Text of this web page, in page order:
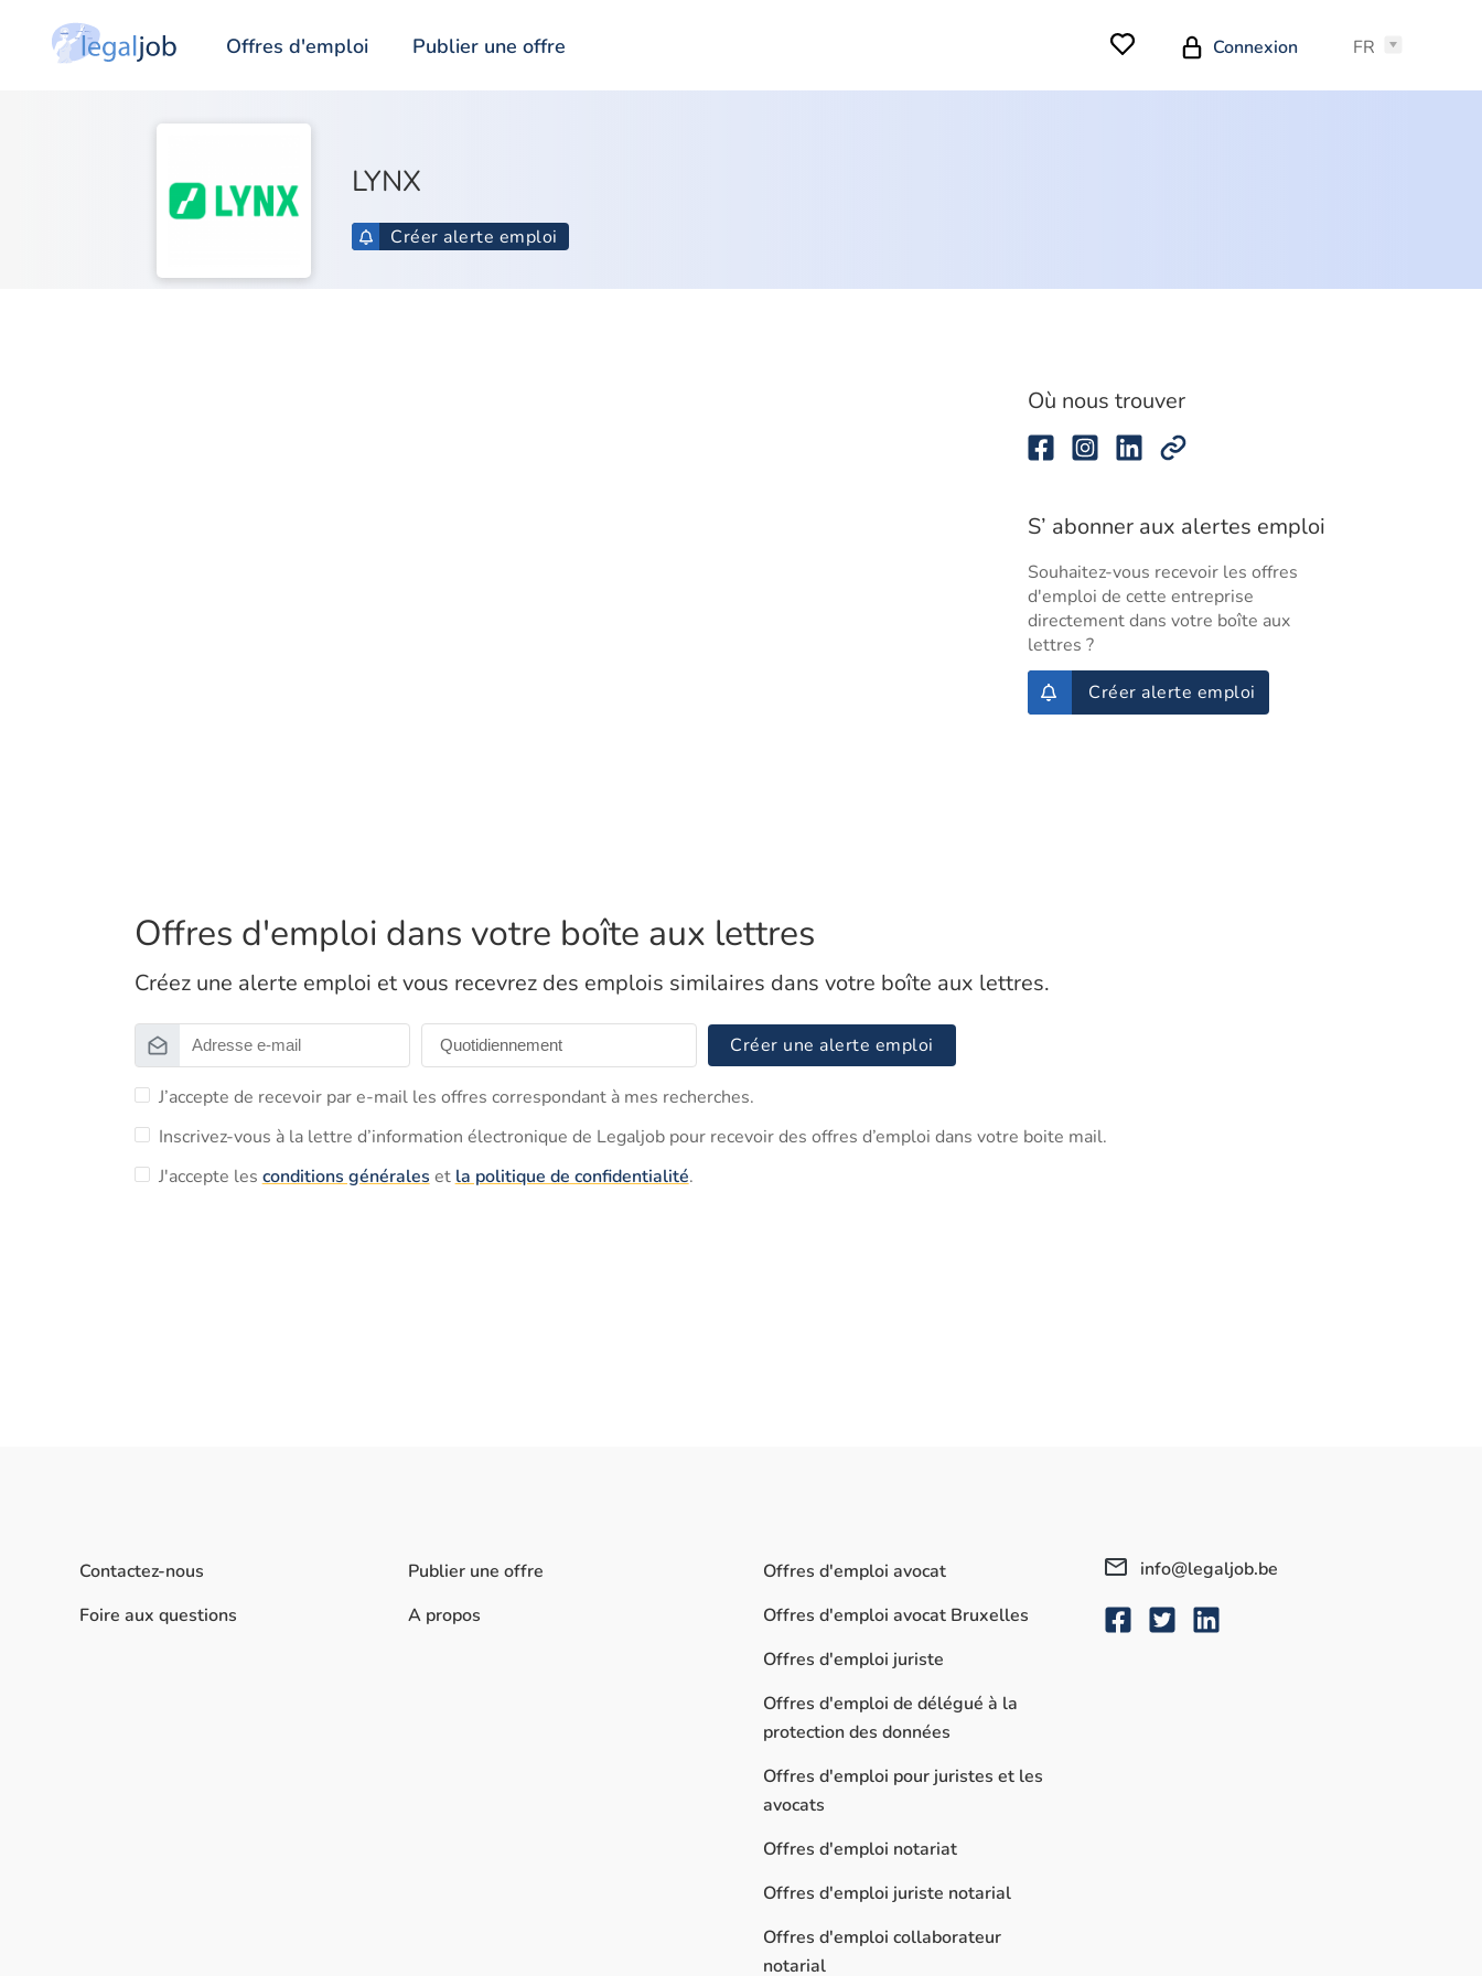
Offres d'emploi Publier une offre Connexion FR
LYNX
Créer alerte emploi
Où nous trouver
S’ abonner aux alertes emploi
Souhaitez-vous recevoir les offres
d'emploi de cette entreprise
directement dans votre boîte aux
lettres ?
Créer alerte emploi
Offres d'emploi dans votre boîte aux lettres
Créez une alerte emploi et vous recevrez des emplois similaires dans votre boîte aux lettres.
Créer une alerte emploi
J’accepte de recevoir par e-mail les offres correspondant à mes recherches.
Inscrivez-vous à la lettre d’information électronique de Legaljob pour recevoir des offres d’emploi dans votre boite mail.
J'accepte les conditions générales et la politique de confidentialité.
Contactez-nous
Foire aux questions
Publier une offre
A propos
Offres d'emploi avocat
Offres d'emploi avocat Bruxelles
Offres d'emploi juriste
Offres d'emploi de délégué à la
protection des données
Offres d'emploi pour juristes et les
avocats
Offres d'emploi notariat
Offres d'emploi juriste notarial
Offres d'emploi collaborateur
notarial
info@legaljob.be